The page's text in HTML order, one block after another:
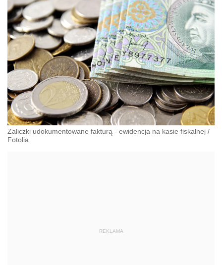
Zaliczki udokumentowane fakturą - ewidencja na kasie fiskalnej /
Fotolia